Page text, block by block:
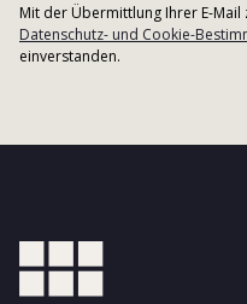
Mit der Übermittlung Ihrer E-
Datenschutz- und Cookie-
einverstanden.